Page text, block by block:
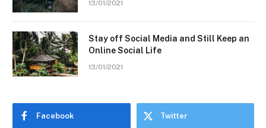
13/01/2021
Stay off Social Media and Still Keep an
Online Social Life
13/01/2021
Facebook Twitter